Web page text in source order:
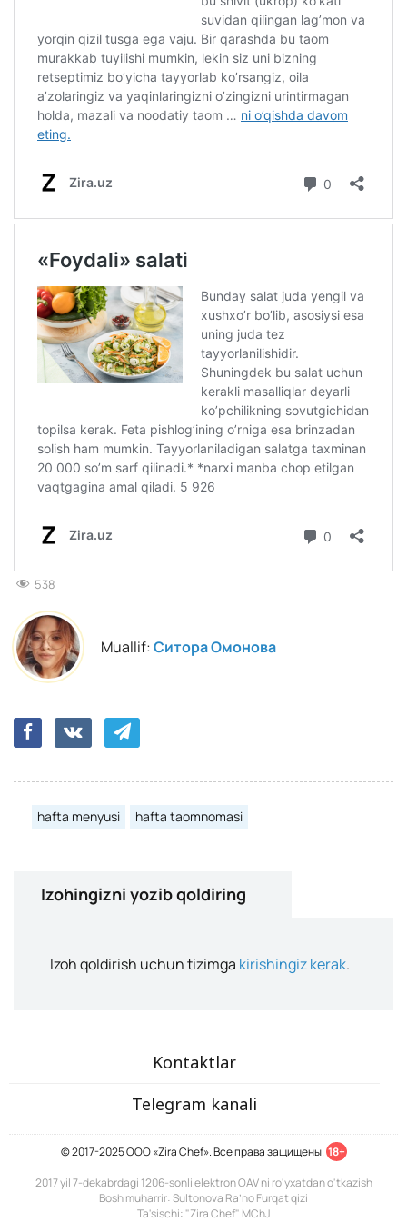
538
Muallif:Ситора Омонова
hafta menyusi hafta taomnomasi
Izohingizni yozib qoldiring
Izoh qoldirish uchun tizimga kirishingiz kerak.
Kontaktlar
Telegram kanali
© 2017-2025 ООО «Zira Chef». Все права защищены. 18+
2017 yil 7-dekabrdagi 1206-sonli elektron OAV ni ro'yxatdan o'tkazish
Bosh muharrir: Sultonova Ra’no Furqat qizi
Ta'sischi: "Zira Chef" MChJ